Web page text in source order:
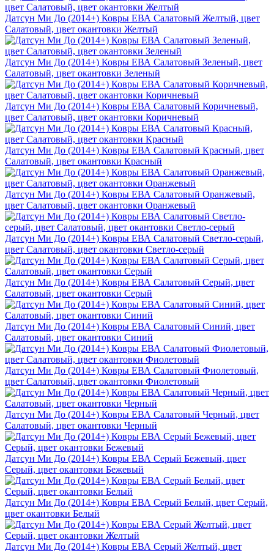
Датсун Ми До (2014+) Ковры ЕВА Салатовый Желтый, цвет
Салатовый, цвет окантовки Желтый
Датсун Ми До (2014+) Ковры ЕВА Салатовый Зеленый, цвет
Салатовый, цвет окантовки Зеленый
Датсун Ми До (2014+) Ковры ЕВА Салатовый Коричневый,
цвет Салатовый, цвет окантовки Коричневый
Датсун Ми До (2014+) Ковры ЕВА Салатовый Красный, цвет
Салатовый, цвет окантовки Красный
Датсун Ми До (2014+) Ковры ЕВА Салатовый Оранжевый,
цвет Салатовый, цвет окантовки Оранжевый
Датсун Ми До (2014+) Ковры ЕВА Салатовый Светло-серый,
цвет Салатовый, цвет окантовки Светло-серый
Датсун Ми До (2014+) Ковры ЕВА Салатовый Серый, цвет
Салатовый, цвет окантовки Серый
Датсун Ми До (2014+) Ковры ЕВА Салатовый Синий, цвет
Салатовый, цвет окантовки Синий
Датсун Ми До (2014+) Ковры ЕВА Салатовый Фиолетовый,
цвет Салатовый, цвет окантовки Фиолетовый
Датсун Ми До (2014+) Ковры ЕВА Салатовый Черный, цвет
Салатовый, цвет окантовки Черный
Датсун Ми До (2014+) Ковры ЕВА Серый Бежевый, цвет
Серый, цвет окантовки Бежевый
Датсун Ми До (2014+) Ковры ЕВА Серый Белый, цвет Серый,
цвет окантовки Белый
Датсун Ми До (2014+) Ковры ЕВА Серый Желтый, цвет